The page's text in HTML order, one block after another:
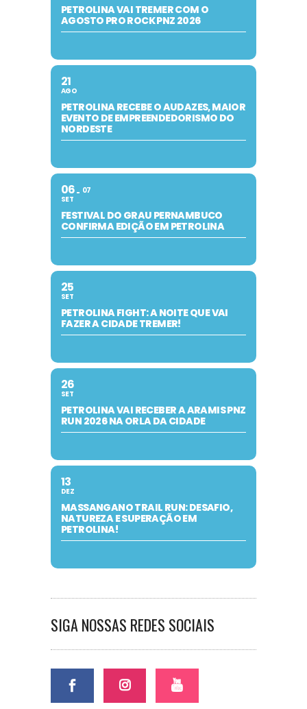
PETROLINA VAI TREMER COM O
AGOSTO PRO ROCK PNZ 2026
21
AGO
PETROLINA RECEBE O AUDAZES, MAIOR
EVENTO DE EMPREENDEDORISMO DO
NORDESTE
06
SET
07
FESTIVAL DO GRAU PERNAMBUCO
CONFIRMA EDIÇÃO EM PETROLINA
25
SET
PETROLINA FIGHT: A NOITE QUE VAI
FAZER A CIDADE TREMER!
26
SET
PETROLINA VAI RECEBER A ARAMIS PNZ
RUN 2026 NA ORLA DA CIDADE
13
DEZ
MASSANGANO TRAIL RUN: DESAFIO,
NATUREZA E SUPERAÇÃO EM
PETROLINA!
SIGA NOSSAS REDES SOCIAIS